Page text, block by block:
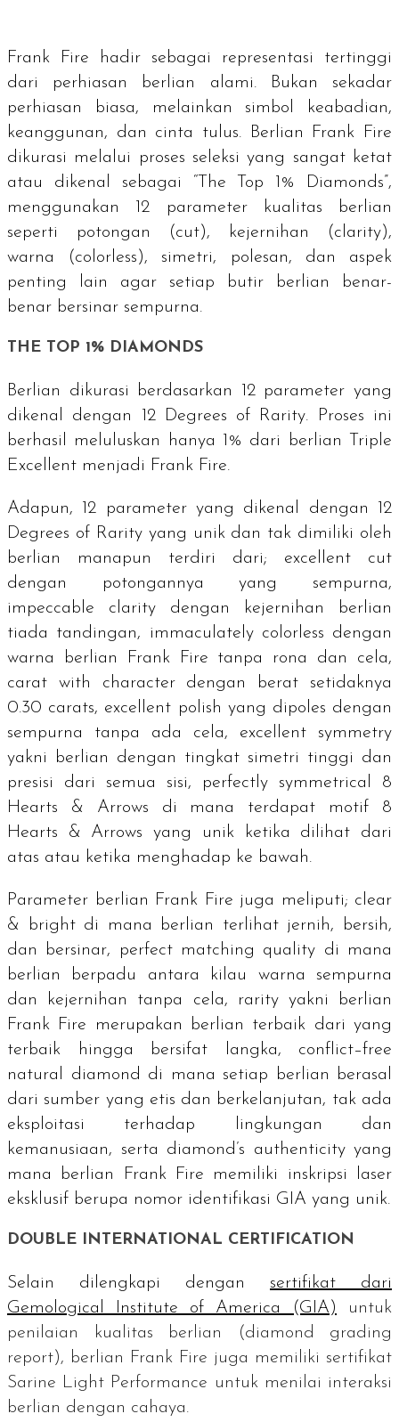
Frank Fire hadir sebagai representasi tertinggi
dari perhiasan berlian alami. Bukan sekadar
perhiasan biasa, melainkan simbol keabadian,
keanggunan, dan cinta tulus. Berlian Frank Fire
dikurasi melalui proses seleksi yang sangat ketat
atau dikenal sebagai “The Top 1% Diamonds”,
menggunakan 12 parameter kualitas berlian
seperti potongan (cut), kejernihan (clarity),
warna (colorless ), simetri, polesan, dan aspek
penting lain agar setiap butir berlian benar-
benar bersinar sempurna.
THE TOP 1% DIAMONDS
Berlian dikurasi berdasarkan 12 parameter yang
dikenal dengan
12 Degrees of Rarity. Proses ini
berhasil meluluskan hanya 1% dari berlian
Triple
Excellent menjadi Frank Fire.
Adapun, 12 parameter yang dikenal dengan 12
Degrees of Rarityyang unik dan tak dimiliki oleh
berlian manapun terdiri dari; excellent cut
dengan potongannya yang sempurna,
impeccable clarity dengan kejernihan berlian
tiada tandingan, immaculately colorless dengan
warna berlian Frank Fire tanpa rona dan cela,
carat with character dengan berat setidaknya
0.30 carats, excellent polish yang dipoles dengan
sempurna tanpa ada cela, excellent symmetry
yakni berlian dengan tingkat simetri tinggi dan
presisi dari semua sisi, perfectly symmetrical 8
Hearts & Arrows di mana terdapat motif 8
Hearts & Arrowsyang unik ketika dilihat dari
atas atau ketika menghadap ke bawah.
Parameter berlian Frank Fire juga meliputi; clear
& bright di mana berlian terlihat jernih, bersih,
dan bersinar,
perfect matching quality di mana
berlian berpadu antara kilau warna sempurna
dan kejernihan tanpa cela,
rarity yakni berlian
Frank Fire merupakan berlian terbaik dari yang
terbaik hingga bersifat langka, conflict–free
natural diamond di mana setiap berlian berasal
dari sumber yang etis dan berkelanjutan, tak ada
eksploitasi terhadap lingkungan dan
kemanusiaan, serta diamond’s authenticity yang
mana berlian Frank Fire memiliki inskripsi laser
eksklusif berupa nomor identifikasi GIA yang unik.
DOUBLE INTERNATIONAL CERTIFICATION
Selain dilengkapi dengan
sertifikat dari
Gemological Institute of America
(GIA) untuk
penilaian kualitas berlian (diamond grading
report), berlian Frank Fire juga memiliki sertifikat
Sarine Light Performance untuk menilai interaksi
berlian dengan cahaya.